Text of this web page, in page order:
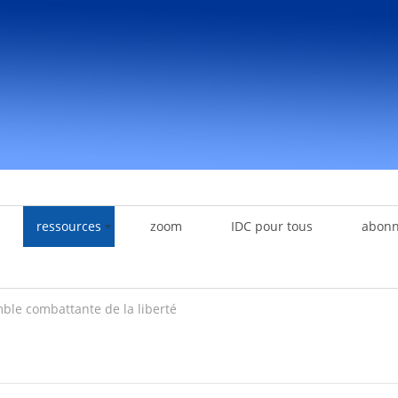
ressources zoom IDC pour tous
combattante de la liberté